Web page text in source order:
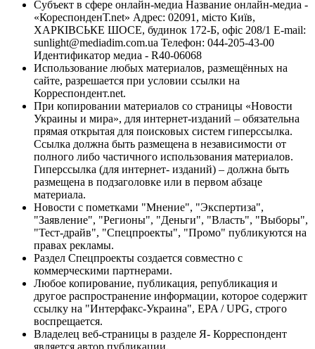
Субъект в сфере онлайн-медиа Название онлайн-медиа -
«КореспонденТ.net» Адрес: 02091, місто Київ,
ХАРКІВСЬКЕ ШОСЕ, будинок 172-Б, офіс 208/1 E-mail:
sunlight@mediadim.com.ua Телефон: 044-205-43-00
Идентификатор медиа - R40-06068
Использование любых материалов, размещённых на
сайте, разрешается при условии ссылки на
Корреспондент.net.
При копировании материалов со страницы «Новости
Украины и мира», для интернет-изданий – обязательна
прямая открытая для поисковых систем гиперссылка.
Ссылка должна быть размещена в независимости от
полного либо частичного использования материалов.
Гиперссылка (для интернет- изданий) – должна быть
размещена в подзаголовке или в первом абзаце
материала.
Новости с пометками "Мнение", "Экспертиза",
"Заявление", "Регионы", "Деньги", "Власть", "Выборы",
"Тест-драйв", "Спецпроекты", "Промо" публикуются на
правах рекламы.
Раздел Спецпроекты создается совместно с
коммерческими партнерами.
Любое копирование, публикация, републикация и
другое распространение информации, которое содержит
ссылку на "Интерфакс-Украина", EPA / UPG, строго
воспрещается.
Владелец веб-страницы в разделе Я- Корреспондент
является автор публикации.